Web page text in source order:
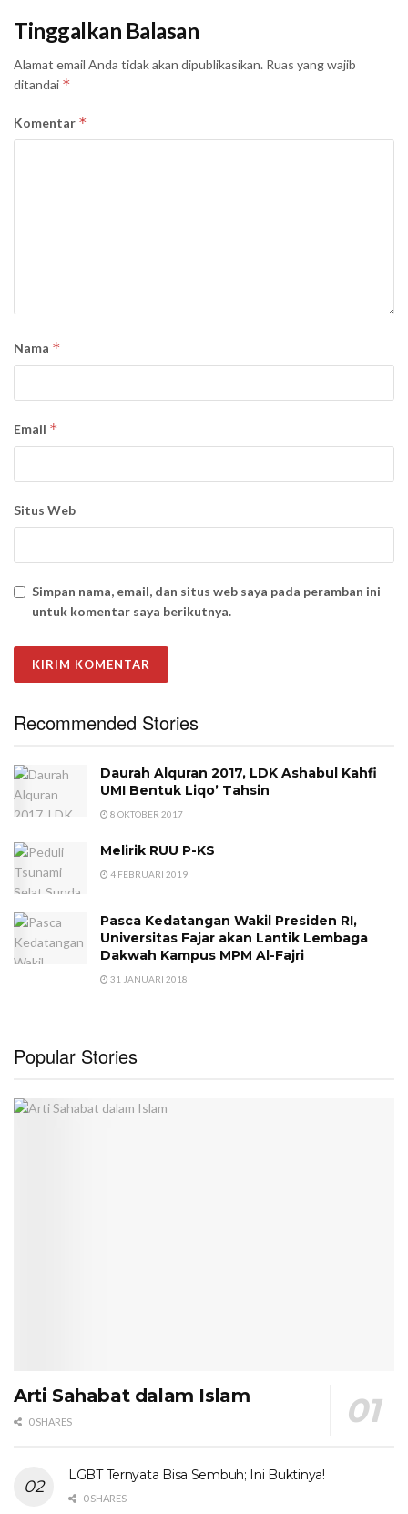
Tinggalkan Balasan
Alamat email Anda tidak akan dipublikasikan. Ruas yang wajib
ditandai *
Komentar *
Nama *
Email *
Situs Web
Simpan nama, email, dan situs web saya pada peramban ini
untuk komentar saya berikutnya.
Recommended Stories
Daurah Alquran 2017, LDK Ashabul Kahfi
UMI Bentuk Liqo’ Tahsin
8 OKTOBER 2017
Melirik RUU P-KS
4 FEBRUARI 2019
Pasca Kedatangan Wakil Presiden RI,
Universitas Fajar akan Lantik Lembaga
Dakwah Kampus MPM Al-Fajri
31 JANUARI 2018
Popular Stories
Arti Sahabat dalam Islam
0 SHARES
LGBT Ternyata Bisa Sembuh; Ini Buktinya!
0 SHARES